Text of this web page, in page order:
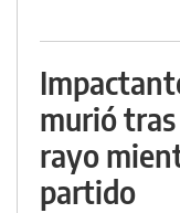
murió
rayo
partido